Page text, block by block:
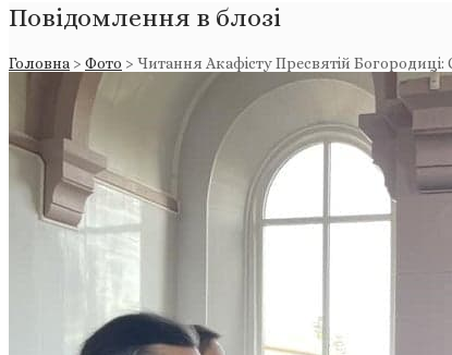
Повідомлення в блозі
Головна > Фото > Читання Акафісту Пресвятій Богородиці: